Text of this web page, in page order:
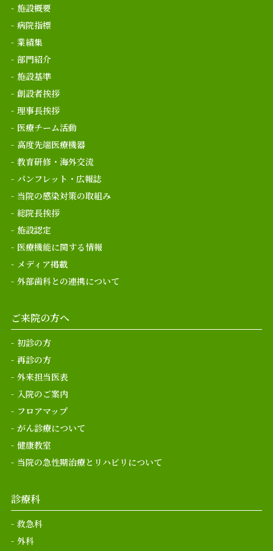
施設概要
病院指標
業績集
部門紹介
施設基準
創設者挨拶
理事長挨拶
医療チーム活動
高度先端医療機器
教育研修・海外交流
パンフレット・広報誌
当院の感染対策の取組み
総院長挨拶
施設認定
医療機能に関する情報
メディア掲載
外部歯科との連携について
ご来院の方へ
初診の方
再診の方
外来担当医表
入院のご案内
フロアマップ
がん診療について
健康教室
当院の急性期治療とリハビリについて
診療科
救急科
外科